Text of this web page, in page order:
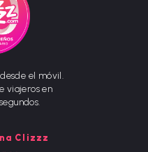
el móvil.
viajeros en
Clizzz